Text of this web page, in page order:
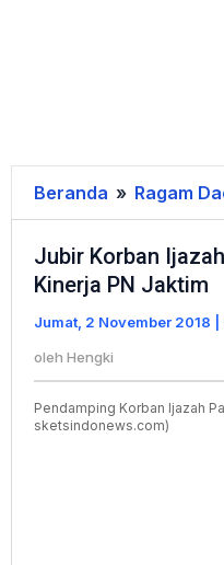
Beranda » Ragam
Jubir Korban
Kinerja PN Jaktim
Jumat, 2 November 2018 |
oleh Hengki
Pendamping Korban Ijazah
sketsindonews.com)